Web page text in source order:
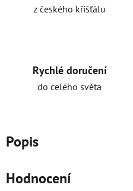
z českého křišťálu
Rychlé doručení
do celého světa
Popis
Hodnocení